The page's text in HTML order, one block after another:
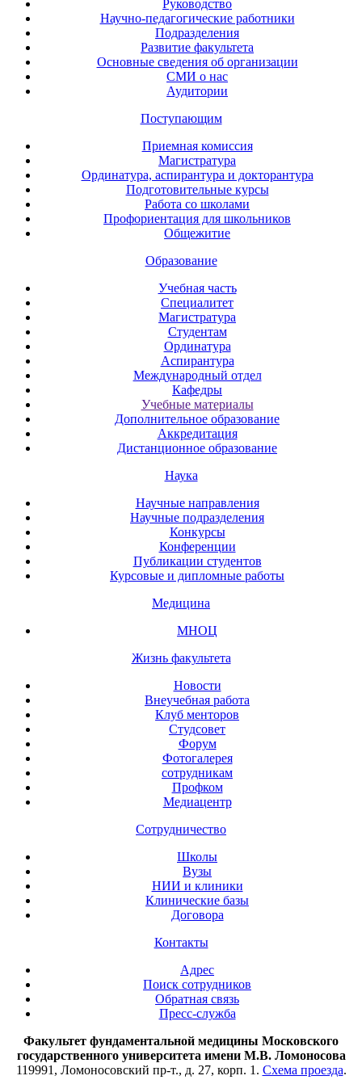
Руководство
Научно-педагогические работники
Подразделения
Развитие факультета
Основные сведения об организации
СМИ о нас
Аудитории
Поступающим
Приемная комиссия
Магистратура
Ординатура, аспирантура и докторантура
Подготовительные курсы
Работа со школами
Профориентация для школьников
Общежитие
Образование
Учебная часть
Специалитет
Магистратура
Студентам
Ординатура
Аспирантура
Международный отдел
Кафедры
Учебные материалы
Дополнительное образование
Аккредитация
Дистанционное образование
Наука
Научные направления
Научные подразделения
Конкурсы
Конференции
Публикации студентов
Курсовые и дипломные работы
Медицина
МНОЦ
Жизнь факультета
Новости
Внеучебная работа
Клуб менторов
Студсовет
Форум
Фотогалерея
сотрудникам
Профком
Медиацентр
Сотрудничество
Школы
Вузы
НИИ и клиники
Клинические базы
Договора
Контакты
Адрес
Поиск сотрудников
Обратная связь
Пресс-служба
Факультет фундаментальной медицины Московского
государственного университета имени М.В. Ломоносова
119991, Ломоносовский пр-т., д. 27, корп. 1. Схема проезда.